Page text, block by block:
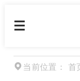
当前位置： 首